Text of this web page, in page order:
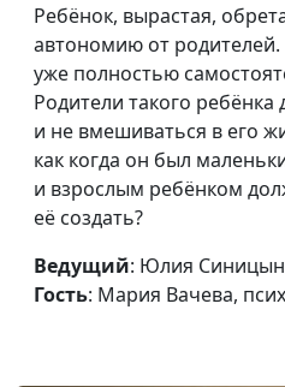
Мама и дочь. Как
быть с непростыми
отношениями?
Триангуляция — что
это?
справиться с ленью?
Ребёнок, вырастая,
автономию от
уже полностью
Родители такого
и не вмешиваться в его
как когда он был
и взрослым ребёнком
её создать?
Ведущий: Юлия
Гость: Мария Вачева,